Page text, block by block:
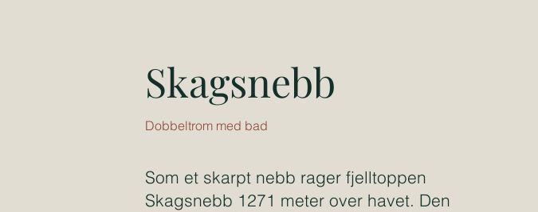
Skagsnebb
Dobbeltrom med bad
Som et skarpt nebb rager fjelltoppen
Skagsnebb 1271 meter over havet. Den